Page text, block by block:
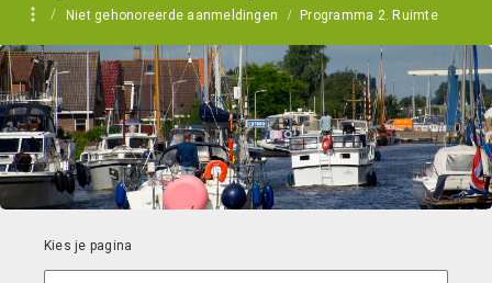
Niet gehonoreerde aanmeldingen Programma 2. Ruimte